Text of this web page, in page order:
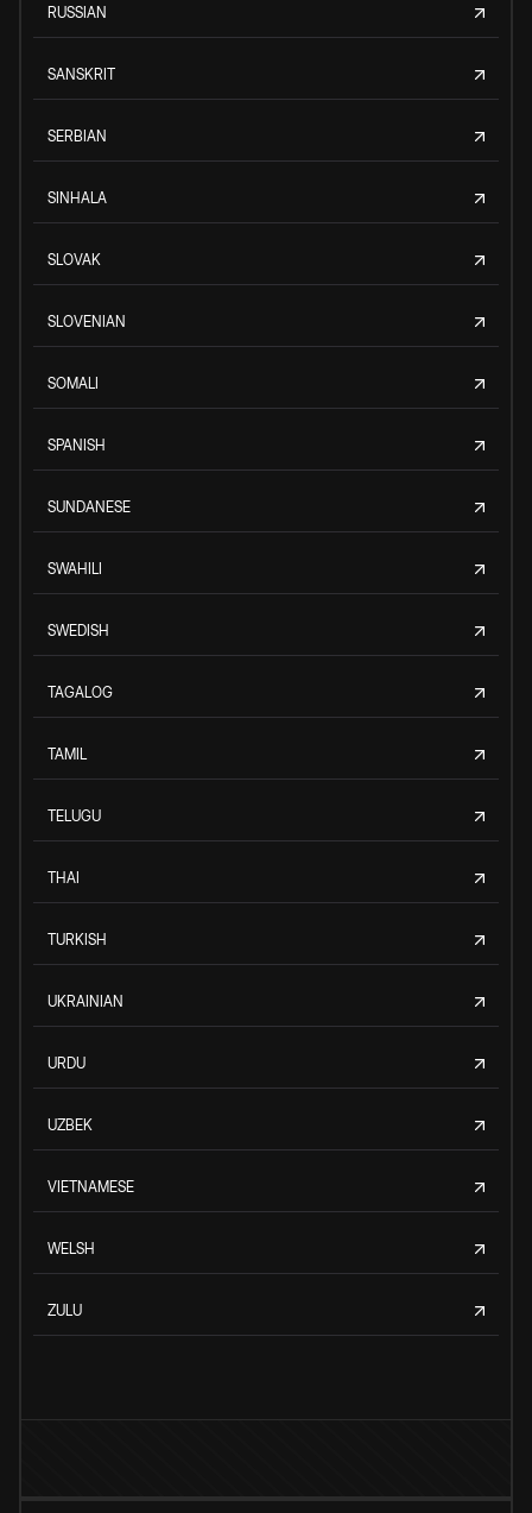
RUSSIAN
SANSKRIT
SERBIAN
SINHALA
SLOVAK
SLOVENIAN
SOMALI
SPANISH
SUNDANESE
SWAHILI
SWEDISH
TAGALOG
TAMIL
TELUGU
THAI
TURKISH
UKRAINIAN
URDU
UZBEK
VIETNAMESE
WELSH
ZULU